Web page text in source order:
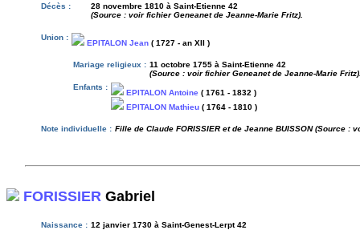
Décès :
28 novembre 1810 à Saint-Etienne 42
(Source : voir fichier Geneanet de Jeanne-Marie Fritz).
Union :
EPITALON Jean ( 1727 - an XII )
Mariage religieux : 11 octobre 1755 à Saint-Etienne 42
(Source : voir fichier Geneanet de Jeanne-Marie
Enfants :
EPITALON Antoine ( 1761 - 1832 )
EPITALON Mathieu ( 1764 - 1810 )
Note individuelle : Fille de Claude FORISSIER et de Jeanne BUISSON (Source :
FORISSIER Gabriel
Naissance : 12 janvier 1730 à Saint-Genest-Lerpt 42